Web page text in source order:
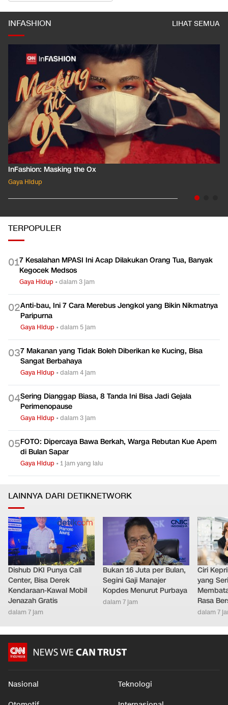
INFASHION LIHAT SEMUA
InFashion: Masking the Ox
Gaya Hidup
TERPOPULER
017 Kesalahan MPASI Ini Acap Dilakukan Orang Tua, Banyak
Kegocek Medsos
Gaya Hidup •dalam 3 jam
02Anti-bau, Ini 7 Cara Merebus Jengkol yang Bikin Nikmatnya
Paripurna
Gaya Hidup •dalam 5 jam
037 Makanan yang Tidak Boleh Diberikan ke Kucing, Bisa
Sangat Berbahaya
Gaya Hidup •dalam 4 jam
04Sering Dianggap Biasa, 8 Tanda Ini Bisa Jadi Gejala
Perimenopause
Gaya Hidup •dalam 3 jam
05FOTO: Dipercaya Bawa Berkah, Warga Rebutan Kue Apem
di Bulan Sapar
Gaya Hidup •1 jam yang lalu
LAINNYA DARI DETIKNETWORK
Dishub DKI Punya Call
Center, Bisa Derek
Kendaraan-Kawal Mobil
Jenazah Gratis
dalam 7 jam
Bukan 16 Juta per Bulan,
Segini Gaji Manajer
Kopdes Menurut Purbaya
dalam 7 jam
Ciri
yang
Rasa
dalam 7
Nasional Teknologi